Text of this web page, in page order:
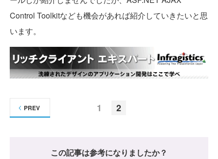
Control Toolkitなども機会があれば紹介していきたいと思
います。
1 2
PREV
この記事は参考になりましたか？